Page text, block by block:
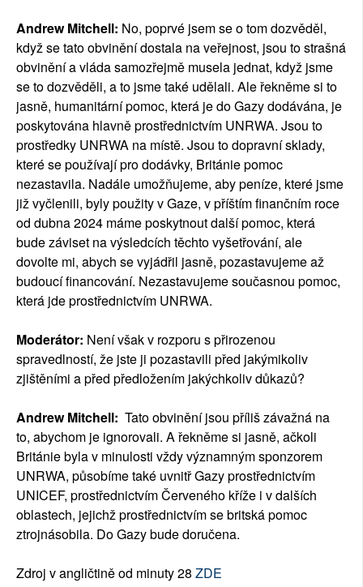
Andrew Mitchell: No, poprvé jsem se o tom dozvěděl,
když se tato obvinění dostala na veřejnost, jsou to strašná
obvinění a vláda samozřejmě musela jednat, když jsme
se to dozvěděli, a to jsme také udělali. Ale řekněme si to
jasně, humanitární pomoc, která je do Gazy dodávána, je
poskytována hlavně prostřednictvím UNRWA. Jsou to
prostředky UNRWA na místě. Jsou to dopravní sklady,
které se používají pro dodávky, Británie pomoc
nezastavila. Nadále umožňujeme, aby peníze, které jsme
již vyčlenili, byly použity v Gaze, v příštím finančním roce
od dubna 2024 máme poskytnout další pomoc, která
bude záviset na výsledcích těchto vyšetřování, ale
dovolte mi, abych se vyjádřil jasně, pozastavujeme až
budoucí financování. Nezastavujeme současnou pomoc,
která jde prostřednictvím UNRWA.
Moderátor: Není však v rozporu s přirozenou
spravedlností, že jste ji pozastavili před jakýmikoliv
zjištěními a před předložením jakýchkoliv důkazů?
Andrew Mitchell: Tato obvinění jsou příliš závažná na
to, abychom je ignorovali. A řekněme si jasně, ačkoli
Británie byla v minulosti vždy významným sponzorem
UNRWA, působíme také uvnitř Gazy prostřednictvím
UNICEF, prostřednictvím Červeného kříže i v dalších
oblastech, jejichž prostřednictvím se britská pomoc
ztrojnásobila. Do Gazy bude doručena.
Zdroj v angličtině od minuty 28 ZDE